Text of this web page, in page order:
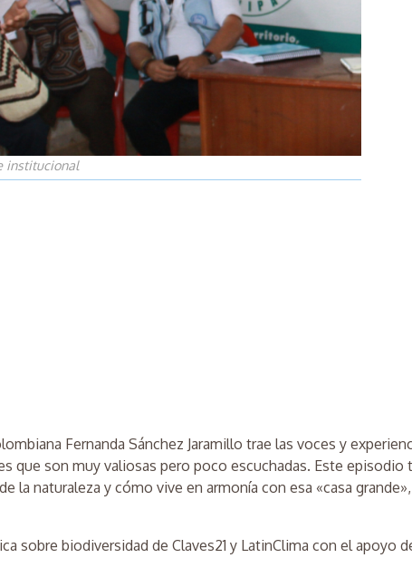
institucional
Fernanda Sánchez Jaramillo trae las voces y
que son muy valiosas pero poco escuchadas. Este episodio
la naturaleza y cómo vive en armonía con esa «casa
sobre biodiversidad de Claves21 y LatinClima con el apoyo